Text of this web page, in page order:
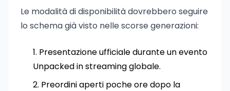
Le modalità di disponibilità dovrebbero seguire
lo schema già visto nelle scorse generazioni:
Presentazione ufficiale durante un evento
Unpacked in streaming globale.
Preordini aperti poche ore dopo la